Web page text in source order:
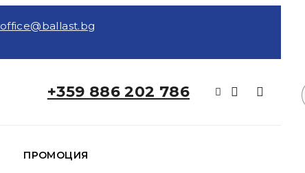
office@ballast.bg
+359 886 202 786
ПРОМОЦИЯ